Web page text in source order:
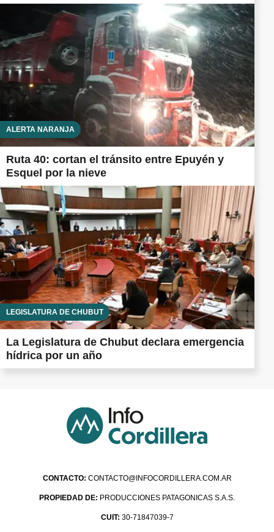
ALERTA NARANJA
Ruta 40: cortan el tránsito entre Epuyén y
Esquel por la nieve
LEGISLATURA DE CHUBUT
La Legislatura de Chubut declara emergencia
hídrica por un año
CONTACTO: CONTACTO@INFOCORDILLERA.COM.AR
PROPIEDAD DE: PRODUCCIONES PATAGONICAS S.A.S.
CUIT: 30-71847039-7